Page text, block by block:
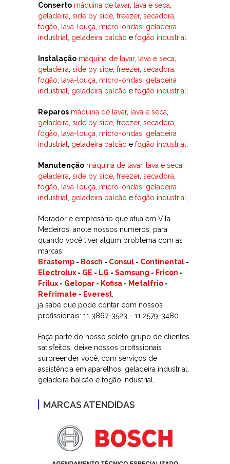
Conserto máquina de lavar, lava e seca
geladeira side by side freezer, secadora
fogão
lava-louça micro-ondas geladeira
industrial
geladeira balcão e fogão industrial ;
Instalação máquina de lavar, lava e seca
geladeira side by side freezer, secadora
fogão
lava-louça micro-ondas geladeira
industrial
geladeira balcão e fogão industrial ;
Reparos máquina de lavar, lava e seca
geladeira side by side freezer, secadora
fogão
lava-louça micro-ondas geladeira
industrial
geladeira balcão e fogão industrial ;
Manutenção máquina de lavar, lava e seca
geladeira side by side freezer, secadora
fogão
lava-louça micro-ondas geladeira
industrial
geladeira balcão e fogão industrial ;
Morador e empresário que atua em Vila
Medeiros, anote nossos números, para
quando você tiver algum problema com as
marcas:
Brastemp - Bosch - Consul - Continental -
Electrolux - GE - LG - Samsung - Fricon -
Frilux - Gelopar - Kofisa - Metalfrio -
Refrimate - Everest
já sabe que pode contar com nossos
profissionais: 11 3867-3523 - 11 2579-3480.
Faça parte do nosso seleto grupo de clientes
satisfeitos, deixe nossos profissionais
surpreender você, com serviços de
assistência em aparelhos: geladeira industrial,
geladeira balcão e fogão industrial.
MARCAS ATENDIDAS